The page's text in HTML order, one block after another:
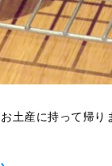
土産に持って帰り